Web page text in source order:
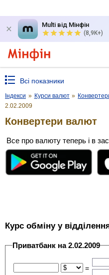
Multi від Мінфін
(8,9K+)
Всі показники
Індекси » Курси валют »
2.02.2009
Конвертери валют
Все про валюту теперь і в
Курс обміну у
Приватбанк на 2.02.2009
=